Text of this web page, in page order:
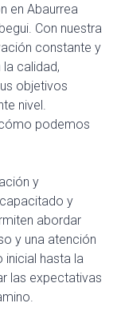
en Abaurrea
Con nuestra
constante y
calidad,
objetivos
nivel.
podemos
y
y
abordar
y una atención
inicial hasta la
las expectativas